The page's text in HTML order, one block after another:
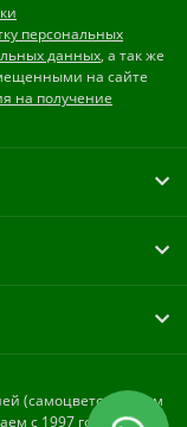
персональных
данных, а так же
на сайте
на получение
(самоцветов) оптом
с 1997 года